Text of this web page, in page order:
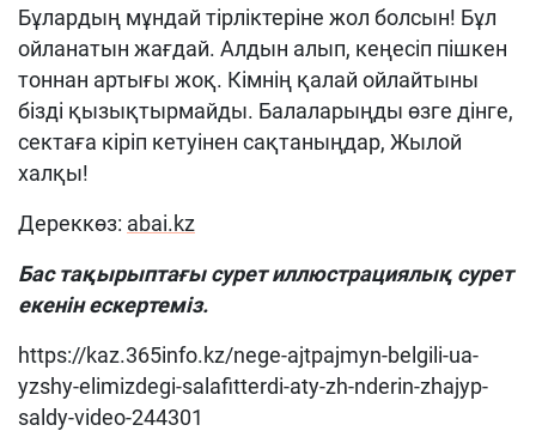
Бұлардың мұндай тірліктеріне жол болсын! Бұл
ойланатын жағдай. Алдын алып, кеңесіп пішкен
тоннан артығы жоқ. Кімнің қалай ойлайтыны
бізді қызықтырмайды. Балаларыңды өзге дінге,
сектаға кіріп кетуінен сақтаныңдар, Жылой
халқы!
Дереккөз: abai.kz
Бас тақырыптағы сурет иллюстрациялық сурет
екенін ескертеміз.
https://kaz.365info.kz/nege-ajtpajmyn-belgili-ua-
yzshy-elimizdegi-salafitterdi-aty-zh-nderin-zhajyp-
saldy-video-244301